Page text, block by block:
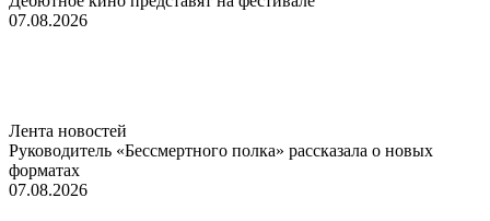
07.08.2026
Лента новостей
Руководитель «Бессмертного полка» рассказала о новых
форматах
07.08.2026